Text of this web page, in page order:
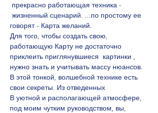
прекрасно работающая техника -
жизненный сценарий. ...по простому ее
говорят - Карта желаний.
Для того, чтобы создать свою,
работающую Карту не достаточно
приклеить приглянувшиеся  картинки ,
нужно знать и учитывать массу нюансов.
В этой тонкой, волшебной технике есть
свои секреты. Из отведенных
В уютной и располагающей атмосфере,
под моим чутким руководством, вы,